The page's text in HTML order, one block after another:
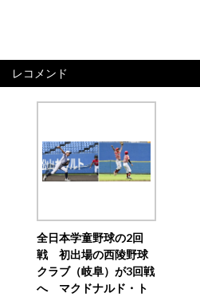
レコメンド
全日本学童野球の2回
戦 初出場の西陵野球
クラブ（岐阜）が3回戦
へ マクドナルド・ト